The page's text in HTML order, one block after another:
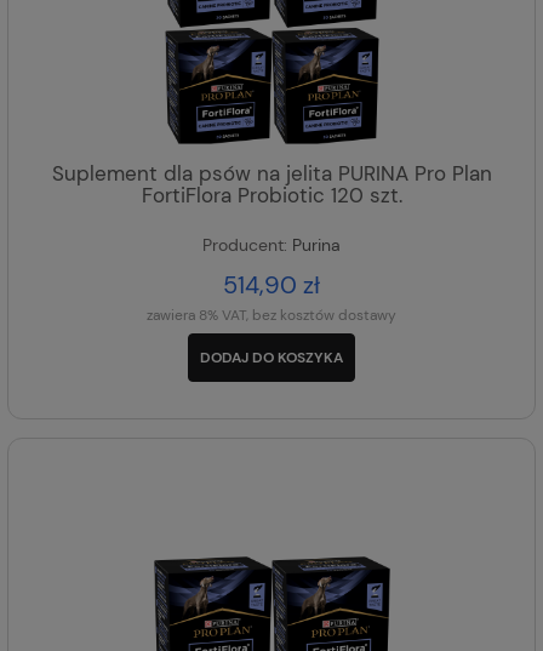
Suplement dla psów na jelita PURINA Pro Plan
FortiFlora Probiotic 120 szt.
Producent: Purina
514,90 zł
zawiera 8% VAT, bez kosztów dostawy
DODAJ DO KOSZYKA